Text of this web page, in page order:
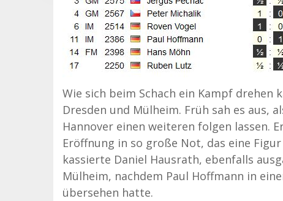
Wie sich beim Schach ein Kampf drehen
Dresden und Mülheim. Früh sah es aus,
Hannover einen weiteren folgen lassen.
Eröffnung in so große Not, das eine
kassierte Daniel Hausrath, ebenfalls
Mülheim, nachdem Paul Hoffmann in
übersehen hatte.